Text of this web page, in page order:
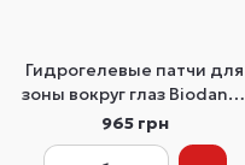
Гидрогелевые патчи для
зоны вокруг глаз Biodance
Caviar PDRN Eye Patches
60 шт
965 грн